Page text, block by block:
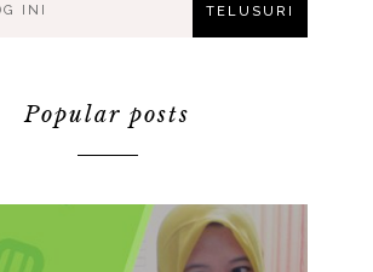
Popular posts